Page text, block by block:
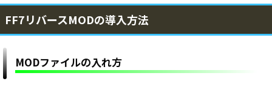
FF7リバースMODの導入方法
MODファイルの入れ方